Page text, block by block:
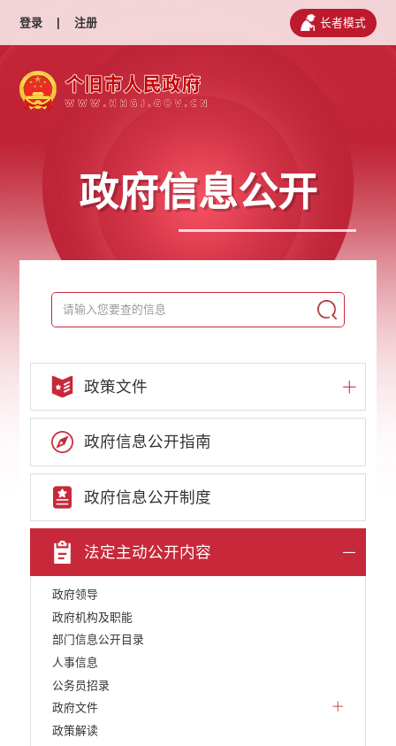
登录 | 注册 长者模式
政府信息公开
政策文件
政府信息公开指南
政府信息公开制度
法定主动公开内容
政府领导
政府机构及职能
部门信息公开目录
人事信息
公务员招录
政府文件
政策解读